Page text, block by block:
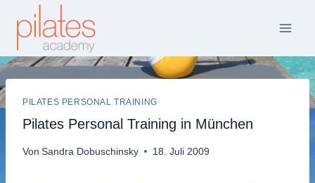
Inhalt
springen
PILATES PERSONAL TRAINING
Pilates Personal Training in München
Von Sandra Dobuschinsky 18. Juli 2009